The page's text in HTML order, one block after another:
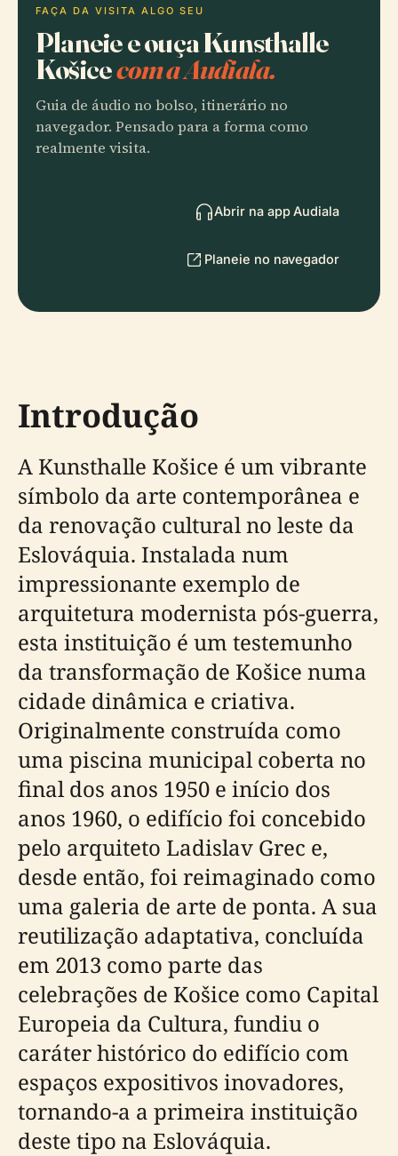
FAÇA DA VISITA ALGO SEU
Planeie e ouça Kunsthalle
Košicecom a Audiala.
Guia de áudio no bolso, itinerário no
navegador. Pensado para a forma como
realmente visita.
Abrir na app Audiala
Planeie no navegador
Introdução
A Kunsthalle Košice é um vibrante
símbolo da arte contemporânea e
da renovação cultural no leste da
Eslováquia. Instalada num
impressionante exemplo de
arquitetura modernista pós-guerra,
esta instituição é um testemunho
da transformação de Košice numa
cidade dinâmica e criativa.
Originalmente construída como
uma piscina municipal coberta no
final dos anos 1950 e início dos
anos 1960, o edifício foi concebido
pelo arquiteto Ladislav Grec e,
desde então, foi reimaginado como
uma galeria de arte de ponta. A sua
reutilização adaptativa, concluída
em 2013 como parte das
celebrações de Košice como Capital
Europeia da Cultura, fundiu o
caráter histórico do edifício com
espaços expositivos inovadores,
tornando-a a primeira instituição
deste tipo na Eslováquia.